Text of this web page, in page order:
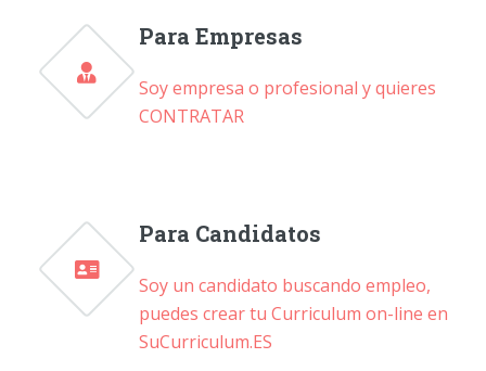
Para Empresas
Soy empresa o profesional y quieres
CONTRATAR
Para Candidatos
Soy un candidato buscando empleo,
puedes crear tu Curriculum on-line en
SuCurriculum.ES